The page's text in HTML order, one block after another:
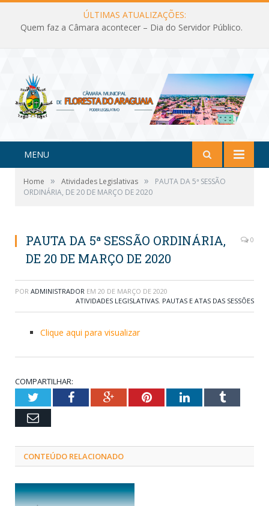
ÚLTIMAS ATUALIZAÇÕES:
Quem faz a Câmara acontecer – Dia do Servidor Público.
MENU
Home » Atividades Legislativas »
PAUTA DA 5ª SESSÃO
ORDINÁRIA, DE 20 DE MARÇO DE 2020
PAUTA DA 5ª SESSÃO ORDINÁRIA,
DE 20 DE MARÇO DE 2020
0
POR ADMINISTRADOR EM 20 DE MARÇO DE 2020
ATIVIDADES LEGISLATIVAS, PAUTAS E ATAS DAS SESSÕES
Clique aqui para visualizar
COMPARTILHAR:
TwitterFacebookGoogle+PinterestLinkedInTumblr
Email
CONTEÚDO RELACIONADO